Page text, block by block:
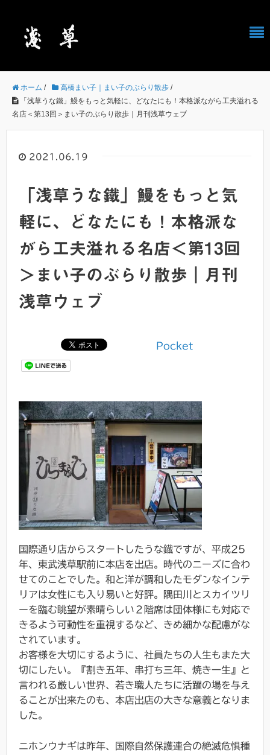
ホーム / 高橋まい子｜まい子のぶらり散歩 /
「浅草うな鐵」鰻をもっと気軽に、どなたにも！本格派ながら工夫溢れる
名店＜第13回＞まい子のぶらり散歩｜月刊浅草ウェブ
2021.06.19
「浅草うな鐵」鰻をもっと気
軽に、どなたにも！本格派な
がら工夫溢れる名店＜第13回
＞まい子のぶらり散歩｜月刊
浅草ウェブ
Pocket
国際通り店からスタートしたうな鐡ですが、平成25
年、東武浅草駅前に本店を出店。時代のニーズに合わ
せてのことでした。和と洋が調和したモダンなインテ
リアは女性にも入り易いと好評。隅田川とスカイツリ
ーを臨む眺望が素晴らしい２階席は団体様にも対応で
きるよう可動性を重視するなど、きめ細かな配慮がな
されています。
お客様を大切にするように、社員たちの人生もまた大
切にしたい。『割き五年、串打ち三年、焼き一生』と
言われる厳しい世界、若き職人たちに活躍の場を与え
ることが出来たのも、本店出店の大きな意義となりま
した。
ニホンウナギは昨年、国際自然保護連合の絶滅危惧種